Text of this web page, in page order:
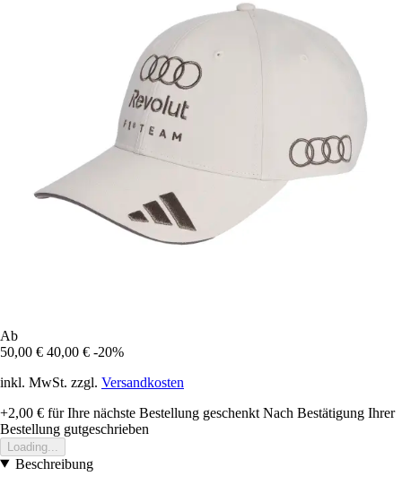
Ab
50,00 € 40,00 € -20%
inkl. MwSt. zzgl. Versandkosten
+2,00 € für Ihre nächste Bestellung geschenkt Nach Bestätigung Ihrer
Bestellung gutgeschrieben
Loading...
Beschreibung